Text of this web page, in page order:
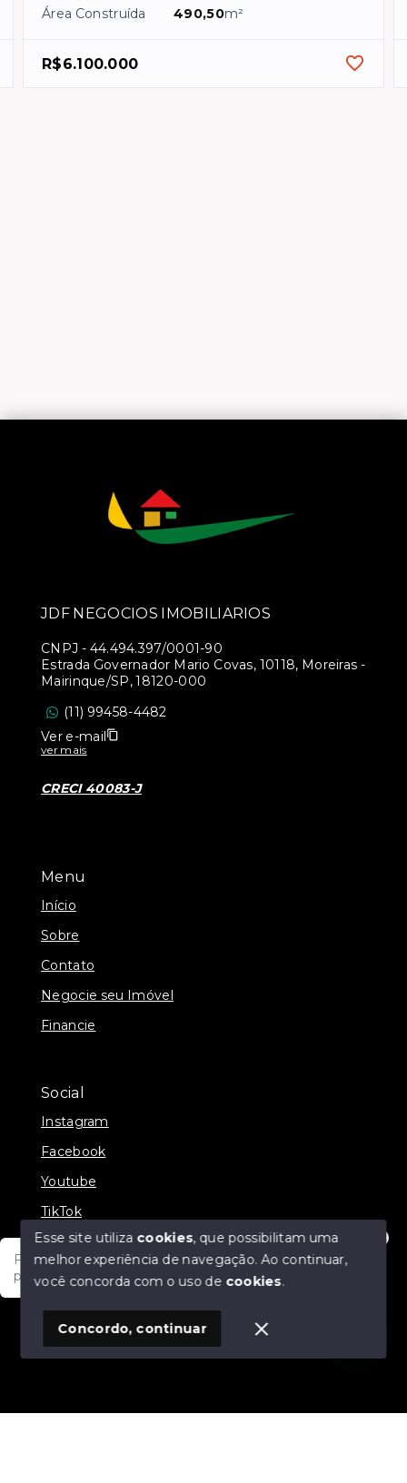
Área Construída
490,50m²
R$6.100.000
Fale com um de nossos consultores! Estamos
prontos para atende-lo e orienta-lo!
Menu
Início
Sobre
Contato
Negocie seu Imóvel
Financie
Social
Instagram
Facebook
Youtube
TikTok
© Copyright 2026 - JDF NEGOCIOS IMOBILIARIOS -
SITE PARA IMOBILIARIA
JDF NEGOCIOS IMOBILIARIOS
CNPJ - 44.494.397/0001-90
Estrada Governador Mario Covas, 10118, Moreiras -
Mairinque/SP, 18120-000
(11) 99458-4482
Ver e-mail
ver mais
CRECI 40083-J
Esse site utiliza cookies, que possibilitam uma
melhor experiência de navegação.Ao continuar,
você concorda com o uso de cookies.
Concordo, continuar